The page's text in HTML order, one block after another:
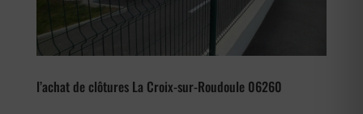
l’achat de clôtures La Croix-sur-Roudoule 06260